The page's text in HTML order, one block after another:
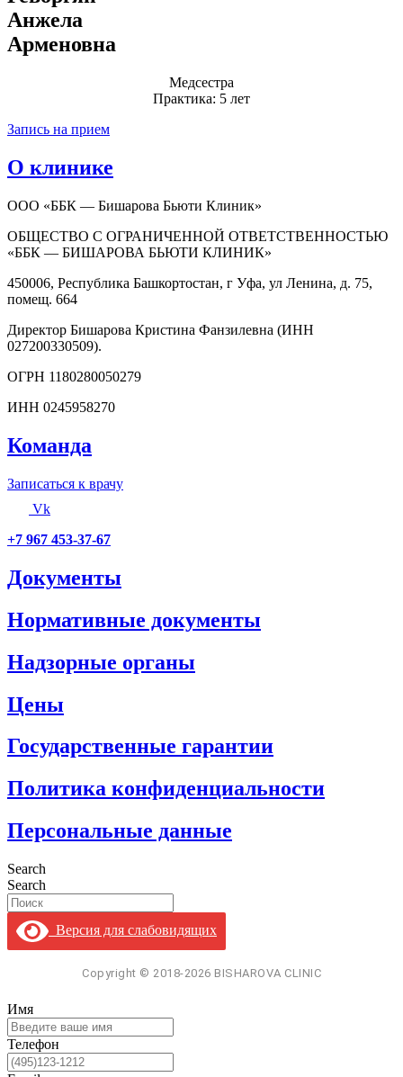
Анжела
Арменовна
Медсестра
Практика: 5 лет
Запись на прием
О клинике
ООО «ББК — Бишарова Бьюти Клиник»
ОБЩЕСТВО С ОГРАНИЧЕННОЙ ОТВЕТСТВЕННОСТЬЮ
«ББК — БИШАРОВА БЬЮТИ КЛИНИК»
450006, Республика Башкортостан, г Уфа, ул Ленина, д. 75,
помещ. 664
Директор Бишарова Кристина Фанзилевна (ИНН
027200330509).
ОГРН 1180280050279
ИНН 0245958270
Команда
Записаться к врачу
Vk
+7 967 453-37-67
Документы
Нормативные документы
Надзорные органы
Цены
Государственные гарантии
Политика конфиденциальности
Персональные данные
Search
Search
Версия для слабовидящих
Имя
Телефон